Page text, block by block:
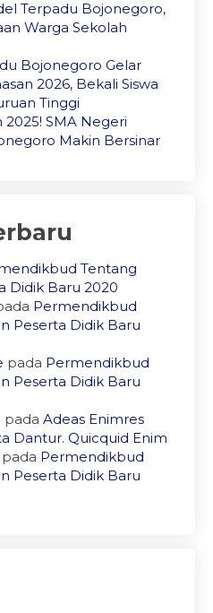
Terpadu Bojonegoro,
Warga Sekolah
Bojonegoro Gelar
2026, Bekali Siswa
Tinggi
2025! SMA Negeri
Makin Bersinar
Tentang
Didik Baru 2020
Permendikbud
Peserta Didik Baru
pada Permendikbud
Peserta Didik Baru
pada Adeas Enimres
Dantur. Quicquid Enim
pada Permendikbud
Peserta Didik Baru